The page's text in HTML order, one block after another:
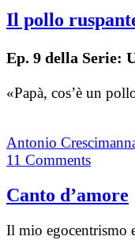
Il pollo
Ep. 9 della Serie:
«Papà, cos’è un
Antonio
11 Comments
Canto d’amore
Il mio egocentrismo